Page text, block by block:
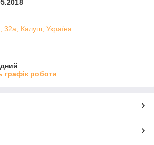
32а, Калуш, Україна
графік роботи